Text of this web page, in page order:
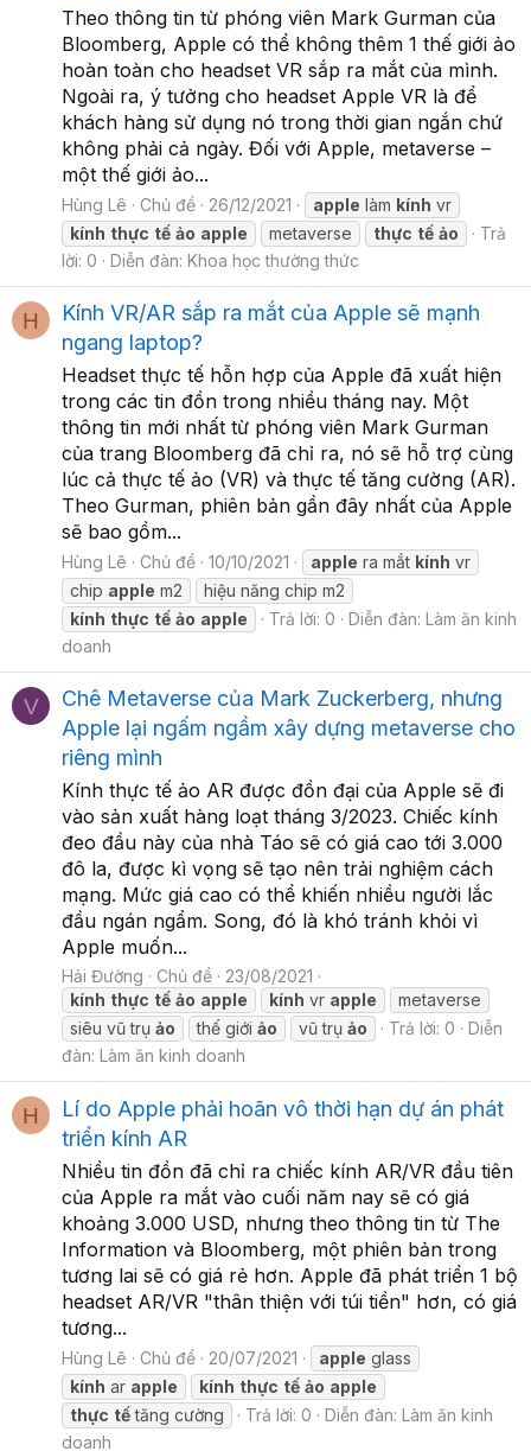
Theo thông tin từ phóng viên Mark Gurman của
Bloomberg, Apple có thể không thêm 1 thế giới ảo
hoàn toàn cho headset VR sắp ra mắt của mình.
Ngoài ra, ý tưởng cho headset Apple VR là để
khách hàng sử dụng nó trong thời gian ngắn chứ
không phải cả ngày. Đối với Apple, metaverse –
một thế giới ảo...
Hùng Lê Chủ đề 26/12/2021 apple làm kính vr
kính thực tế ảo apple metaverse thực tế ảo
Trả
lời: 0
Diễn đàn: Khoa học thường thức
H
Kính VR/AR sắp ra mắt của Apple sẽ mạnh
ngang laptop?
Headset thực tế hỗn hợp của Apple đã xuất hiện
trong các tin đồn trong nhiều tháng nay. Một
thông tin mới nhất từ phóng viên Mark Gurman
của trang Bloomberg đã chỉ ra, nó sẽ hỗ trợ cùng
lúc cả thực tế ảo (VR) và thực tế tăng cường (AR).
Theo Gurman, phiên bản gần đây nhất của Apple
sẽ bao gồm...
Hùng Lê Chủ đề 10/10/2021 apple ra mắt kính vr
chip apple m2
hiệu năng chip m2
kính thực tế ảo apple Trả lời: 0 Diễn đàn: Làm ăn kinh
doanh
V
Chê Metaverse của Mark Zuckerberg, nhưng
Apple lại ngấm ngầm xây dựng metaverse cho
riêng mình
Kính thực tế ảo AR được đồn đại của Apple sẽ đi
vào sản xuất hàng loạt tháng 3/2023. Chiếc kính
đeo đầu này của nhà Táo sẽ có giá cao tới 3.000
đô la, được kì vọng sẽ tạo nên trải nghiệm cách
mạng. Mức giá cao có thể khiến nhiều người lắc
đầu ngán ngẩm. Song, đó là khó tránh khỏi vì
Apple muốn...
Hải Đường Chủ đề
23/08/2021
kính thực tế ảo apple kính vr apple
metaverse
siêu vũ trụ ảo thế giới ảo vũ trụ ảo Trả lời: 0
Diễn
đàn: Làm ăn kinh doanh
H
Lí do Apple phải hoãn vô thời hạn dự án phát
triển kính AR
Nhiều tin đồn đã chỉ ra chiếc kính AR/VR đầu tiên
của Apple ra mắt vào cuối năm nay sẽ có giá
khoảng 3.000 USD, nhưng theo thông tin từ The
Information và Bloomberg, một phiên bản trong
tương lai sẽ có giá rẻ hơn. Apple đã phát triển 1 bộ
headset AR/VR "thân thiện với túi tiền" hơn, có giá
tương...
Hùng Lê Chủ đề 20/07/2021 apple glass
kính ar apple kính thực tế ảo apple
thực tếtăng cường Trả lời: 0 Diễn đàn: Làm ăn kinh
doanh